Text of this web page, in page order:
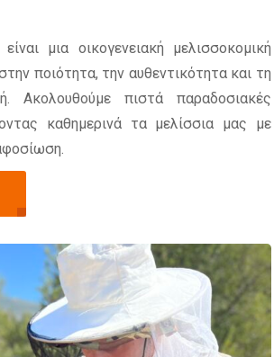
μια οικογενειακή μελισσοκομική
ποιότητα, την αυθεντικότητα και τη
Ακολουθούμε πιστά παραδοσιακές
καθημερινά τα μελίσσια μας με